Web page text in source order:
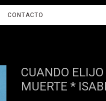
CONTACTO
CUANDO
MUERTE *